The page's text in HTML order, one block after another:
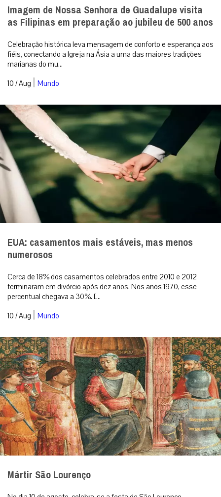
Imagem de Nossa Senhora de Guadalupe visita
as Filipinas em preparação ao jubileu de 500 anos
Celebração histórica leva mensagem de conforto e esperança aos
fiéis, conectando a Igreja na Ásia a uma das maiores tradições
marianas do mu...
10 / Aug | Mundo
EUA: casamentos mais estáveis, mas menos
numerosos
Cerca de 18% dos casamentos celebrados entre 2010 e 2012
terminaram em divórcio após dez anos. Nos anos 1970, esse
percentual chegava a 30%. [...
10 / Aug | Mundo
Mártir São Lourenço